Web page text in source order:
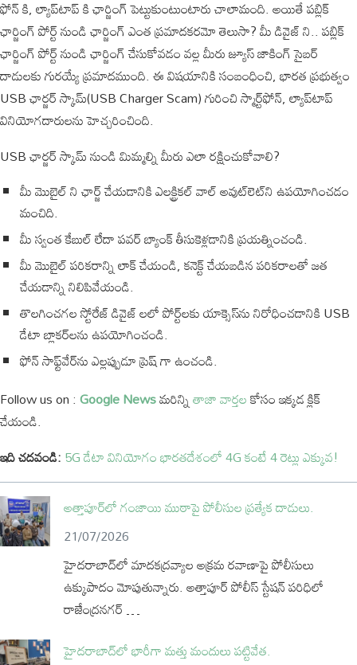
ఫోన్ కి, ల్యాప్‌టాప్‌ కి ఛార్జింగ్ పెట్టుకుంటుంటారు చాలామంది. అయితే పబ్లిక్
ఛార్జింగ్ పోర్ట్ నుండి ఛార్జింగ్ ఎంత ప్రమాదకరమో తెలుసా? మీ డివైజ్ ని.. పబ్లిక్
ఛార్జింగ్ పోర్ట్ నుండి ఛార్జింగ్ చేసుకోవడం వల్ల మీరు జ్యూస్ జాకింగ్ సైబర్
దాడులకు గురయ్యే ప్రమాదముంది. ఈ విషయానికి సంబంధించి, భారత ప్రభుత్వం
USB ఛార్జర్ స్కామ్(USB Charger Scam) గురించి స్మార్ట్‌ఫోన్, ల్యాప్‌టాప్
వినియోగదారులను హెచ్చరించింది.
USB ఛార్జర్ స్కామ్ నుండి మిమ్మల్ని మీరు ఎలా రక్షించుకోవాలి?
మీ మొబైల్ ని ఛార్జ్ చేయడానికి ఎలక్ట్రికల్ వాల్ అవుట్‌లెట్‌ని ఉపయోగించడం
మంచిది.
మీ స్వంత కేబుల్ లేదా పవర్ బ్యాంక్ తీసుకెళ్లడానికి ప్రయత్నించండి.
మీ మొబైల్ పరికరాన్ని లాక్ చేయండి, కనెక్ట్ చేయబడిన పరికరాలతో జత
చేయడాన్ని నిలిపివేయండి.
తొలగించగల స్టోరేజ్ డివైజ్ లలో పోర్ట్‌లకు యాక్సెస్‌ను నిరోధించడానికి USB
డేటా బ్లాకర్‌లను ఉపయోగించండి.
ఫోన్ సాఫ్ట్‌వేర్‌ను ఎల్లప్పుడూ ప్రెష్ గా ఉంచండి.
Follow us on :Google Newsమరిన్నితాజా వార్తలకోసం ఇక్కడ క్లిక్
చేయండి.
ఇది చదవండి:5G డేటా వినియోగం భారతదేశంలో 4G కంటే 4 రెట్లు ఎక్కువ!
అత్తాపూర్‌లో గంజాయి ముఠాపై పోలీసుల ప్రత్యేక దాడులు.
21/07/2026
హైదరాబాద్‌లో మాదకద్రవ్యాల అక్రమ రవాణాపై పోలీసులు
ఉక్కుపాదం మోపుతున్నారు. అత్తాపూర్ పోలీస్ స్టేషన్ పరిధిలో
రాజేంద్రనగర్ …
హైదరాబాద్‌లో భారీగా మత్తు మందులు పట్టివేత.